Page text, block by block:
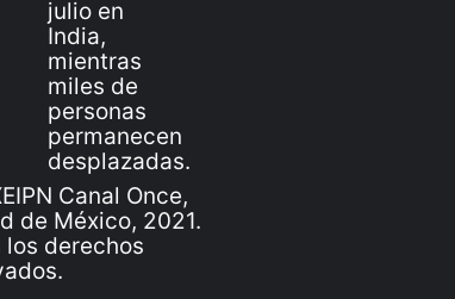
Canal Once,
de México, 2021.
los derechos